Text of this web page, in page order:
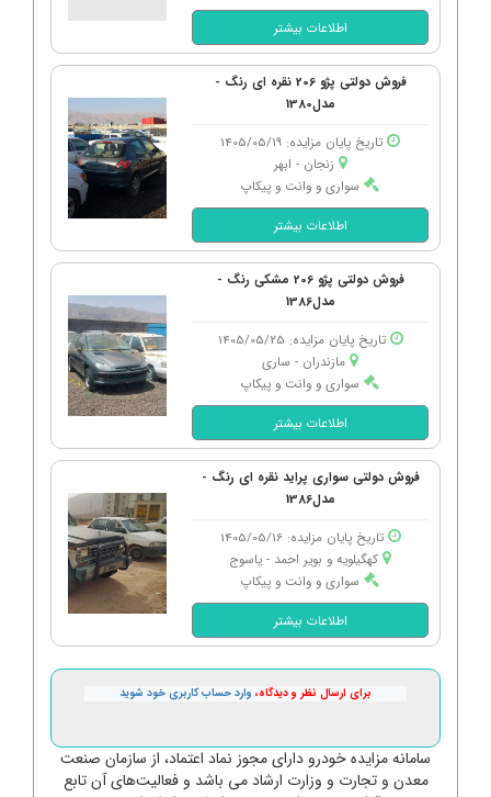
اطلاعات بیشتر
فروش دولتی پژو 206 نقره ای رنگ -
مدل1380
تاریخ پایان مزایده: 1405/05/19
زنجان - ابهر
سواری و وانت و پیکاپ
اطلاعات بیشتر
فروش دولتی پژو 206 مشکی رنگ -
مدل1386
تاریخ پایان مزایده: 1405/05/25
مازندران - ساری
سواری و وانت و پیکاپ
اطلاعات بیشتر
فروش دولتی سواری پراید نقره ای رنگ -
مدل1386
تاریخ پایان مزایده: 1405/05/16
کهگیلویه و بویر احمد - یاسوج
سواری و وانت و پیکاپ
اطلاعات بیشتر
برای ارسال نظر و دیدگاه، وارد حساب کاربری خود شوید
سامانه مزایده خودرو دارای مجوز نماد اعتماد، از سازمان صنعت
معدن و تجارت و وزارت ارشاد می باشد و فعالیت‌های آن تابع